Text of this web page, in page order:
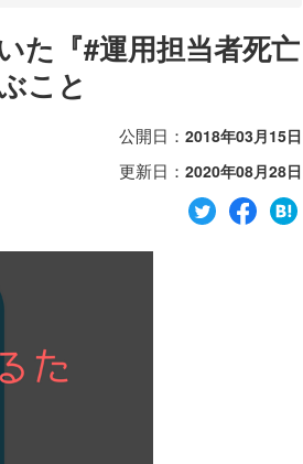
た『#運用担当者死亡
こと
公開日： 2018年03月15日
更新日： 2020年08月28日